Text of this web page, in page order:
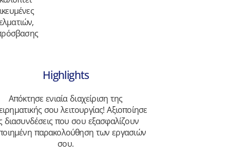
Highlights
Απόκτησε ενιαία διαχείριση της
σου λειτουργίας! Αξιοποίησε
διασυνδέσεις που σου εξασφαλίζουν
παρακολούθηση των εργασιών
σου.